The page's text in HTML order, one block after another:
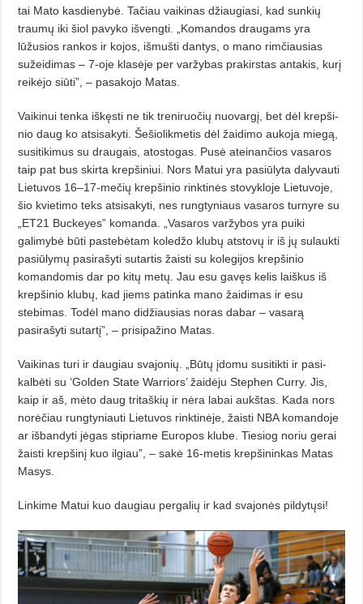
tai Mato kasdienybė. Tačiau vaikinas džiaugiasi, kad sunkių
traumų iki šiol pavyko išvengti. „Komandos draugams yra
lūžusios rankos ir kojos, išmušti dantys, o mano rimčiausias
sužeidimas – 7-oje klasėje per varžybas prakirstas antakis, kurį
reikėjo siūti”, – pasakojo Matas.
Vaikinui tenka iškęsti ne tik tre­niruočių nuovargį, bet dėl krep­ši­
nio daug ko atsisakyti. Šešiolikmetis dėl žaidimo aukoja miegą,
susitiki­mus su draugais, atostogas. Pusė atei­nan­čios vasaros
taip pat bus skirta krep­šiniui. Nors Matui yra pasiūlyta dalyvauti
Lietuvos 16–17-mečių krepšinio rinktinės stovykloje Lietuvoje,
šio kvietimo teks atsisakyti, nes rungtyniaus vasaros turnyre su
„ET21 Buckeyes” komanda. „Vasaros varžybos yra puiki
galimybė būti pastebėtam koledžo klubų atstovų ir iš jų su­laukti
pasiūlymų pasirašyti sutartis žaisti su kolegijos krepšinio
komandomis dar po kitų metų. Jau esu ga­vęs kelis laiškus iš
krepšinio klubų, kad jiems patinka mano žaidimas ir esu
stebimas. Todėl mano didžiausias noras dabar – vasarą
pasirašyti su­tar­tį”, – prisipažino Matas.
Vaikinas turi ir daugiau svajonių. „Būtų įdomu susitikti ir pasi­
kalbėti su ‘Golden State Warriors’ žaidėju Stephen Curry. Jis,
kaip ir aš, mėto daug tritaškių ir nėra labai aukštas. Kada nors
norėčiau rungtyniauti Lietuvos rinktinėje, žaisti NBA komandoje
ar išbandyti jėgas stipriame Europos klube. Tiesiog no­riu gerai
žaisti krepšinį kuo ilgiau”, – sakė 16-metis krepšininkas Matas
Masys.
Linkime Matui kuo daugiau pergalių ir kad svajonės pildytųsi!